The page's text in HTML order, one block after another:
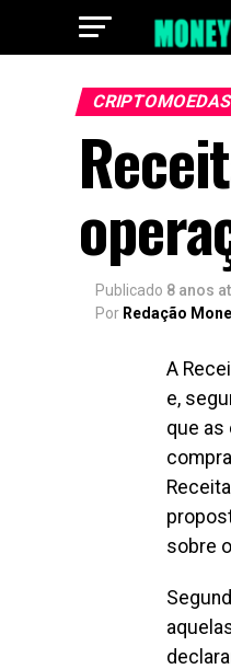
CRIPTOMOEDAS
Publicado 8 anos
Por Redação
A
e,
que as
sobre